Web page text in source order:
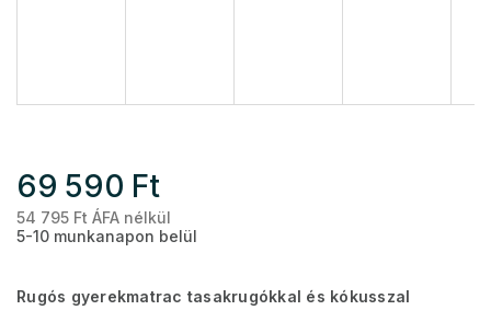
69 590 Ft
54 795 Ft ÁFA nélkül
5-10 munkanapon belül
Rugós gyerekmatrac tasakrugókkal és kókusszal